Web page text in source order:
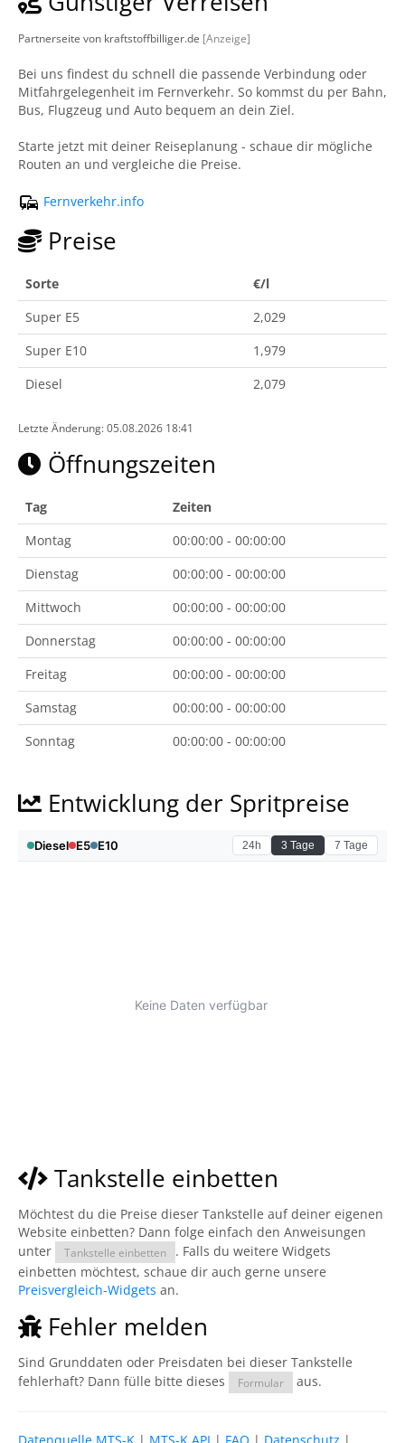
Partnerseite von kraftstoffbilliger.de [Anzeige]
Bei uns findest du schnell die passende Verbindung oder
Mitfahrgelegenheit im Fernverkehr. So kommst du per Bahn,
Bus, Flugzeug und Auto bequem an dein Ziel.
Starte jetzt mit deiner Reiseplanung - schaue dir mögliche
Routen an und vergleiche die Preise.
Fernverkehr.info
Preise
Sorte
€/l
Super E5
2,029
Super E10
1,979
Diesel
2,079
Letzte Änderung: 05.08.2026 18:41
Öffnungszeiten
Tag
Zeiten
Montag
00:00:00 - 00:00:00
Dienstag
00:00:00 - 00:00:00
Mittwoch
00:00:00 - 00:00:00
Donnerstag
00:00:00 - 00:00:00
Freitag
00:00:00 - 00:00:00
Samstag
00:00:00 - 00:00:00
Sonntag
00:00:00 - 00:00:00
Entwicklung der Spritpreise
Tankstelle einbetten
Möchtest du die Preise dieser Tankstelle auf deiner eigenen
Website einbetten? Dann folge einfach den Anweisungen
unter
Tankstelle einbetten
. Falls du weitere Widgets
einbetten möchtest, schaue dir auch gerne unsere
Preisvergleich-Widgets an.
Fehler melden
Sind Grunddaten oder Preisdaten bei dieser Tankstelle
fehlerhaft? Dann fülle bitte dieses
Formular aus.